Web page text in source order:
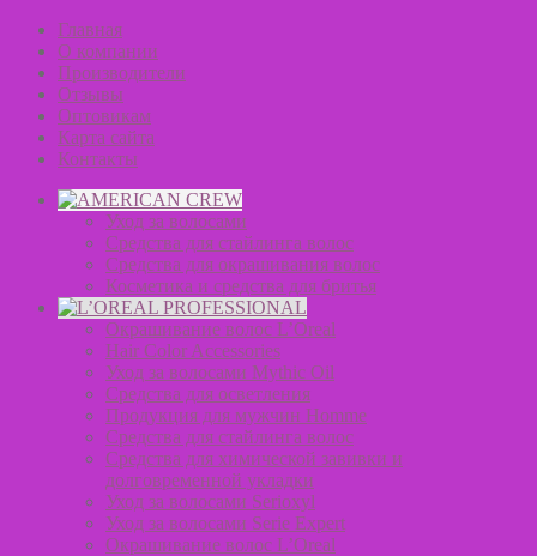
Главная
О компании
Производители
Отзывы
Оптовикам
Карта сайта
Контакты
Уход за волосами
Средства для стайлинга волос
Средства для окрашивания волос
Косметика и средства для бритья
Окрашивание волос L’Oreal
Hair Color Accessories
Уход за волосами Mythic Oil
Средства для осветления
Продукция для мужчин Homme
Средства для стайлинга волос
Средства для химической завивки и
долговременной укладки
Уход за волосами Serioxyl
Уход за волосами Serie Expert
Окрашивание волос L’Oreal